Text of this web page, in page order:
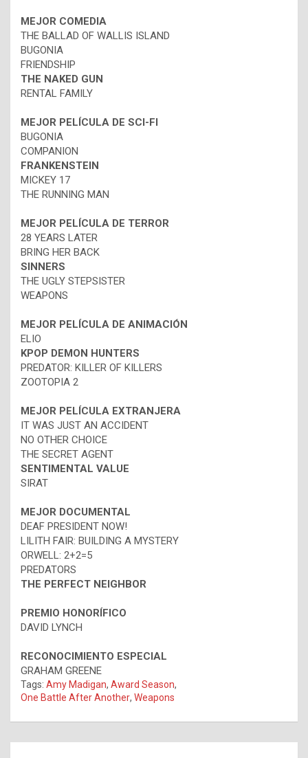
MEJOR COMEDIA
THE BALLAD OF WALLIS ISLAND
BUGONIA
FRIENDSHIP
THE NAKED GUN
RENTAL FAMILY
MEJOR PELÍCULA DE SCI-FI
BUGONIA
COMPANION
FRANKENSTEIN
MICKEY 17
THE RUNNING MAN
MEJOR PELÍCULA DE TERROR
28 YEARS LATER
BRING HER BACK
SINNERS
THE UGLY STEPSISTER
WEAPONS
MEJOR PELÍCULA DE ANIMACIÓN
ELIO
KPOP DEMON HUNTERS
PREDATOR: KILLER OF KILLERS
ZOOTOPIA 2
MEJOR PELÍCULA EXTRANJERA
IT WAS JUST AN ACCIDENT
NO OTHER CHOICE
THE SECRET AGENT
SENTIMENTAL VALUE
SIRAT
MEJOR DOCUMENTAL
DEAF PRESIDENT NOW!
LILITH FAIR: BUILDING A MYSTERY
ORWELL: 2+2=5
PREDATORS
THE PERFECT NEIGHBOR
PREMIO HONORÍFICO
DAVID LYNCH
RECONOCIMIENTO ESPECIAL
GRAHAM GREENE
Tags: Amy Madigan, Award Season,
One Battle After Another, Weapons